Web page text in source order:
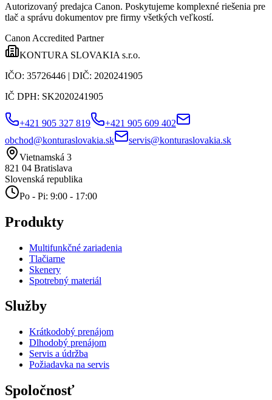
Autorizovaný predajca Canon. Poskytujeme komplexné riešenia pre
tlač a správu dokumentov pre firmy všetkých veľkostí.
Canon Accredited Partner
KONTURA SLOVAKIA s.r.o.
IČO: 35726446 | DIČ: 2020241905
IČ DPH: SK2020241905
+421 905 327 819
+421 905 609 402
obchod@konturaslovakia.sk
servis@konturaslovakia.sk
Vietnamská 3
821 04 Bratislava
Slovenská republika
Po - Pi: 9:00 - 17:00
Produkty
Multifunkčné zariadenia
Tlačiarne
Skenery
Spotrebný materiál
Služby
Krátkodobý prenájom
Dlhodobý prenájom
Servis a údržba
Požiadavka na servis
Spoločnosť